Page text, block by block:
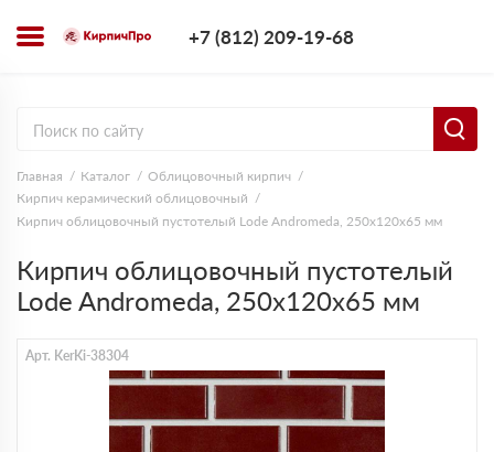
+7 (812) 209-19-68
Главная Каталог
Облицовочный кирпич
Кирпич керамический облицовочный
Кирпич облицовочный пустотелый Lode Andromeda, 250х120х65 мм
Кирпич облицовочный пустотелый
Lode Andromeda, 250х120х65 мм
Арт. KerKi-38304